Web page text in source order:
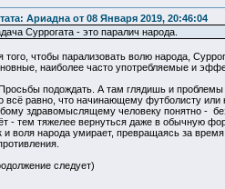
Ариадна от 08 Января 2019, 20:46:04
Суррогата - это паралич народа.
того, чтобы парализовать волю народа,
наиболее часто употребляемые и
подождать. А там глядишь и проблемы
всё равно, что начинающему футболисту или
здравомыслящему человеку понятно -
- тем тяжелее вернуться даже в обычную
и воля народа умирает, превращаясь за
следует)